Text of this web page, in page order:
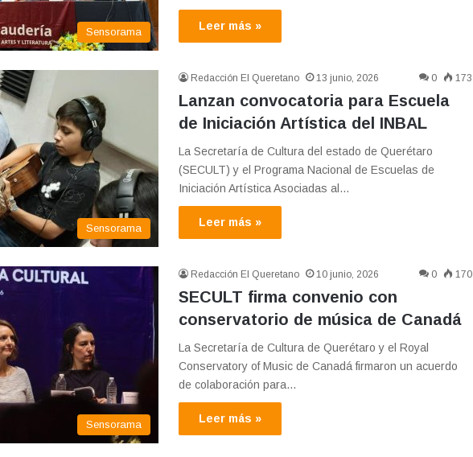
Sensorama Leer más »
Sensorama
Redacción El Queretano 13 junio, 2026 0 173
Lanzan convocatoria para Escuela
de Iniciación Artística del INBAL
La Secretaría de Cultura del estado de Querétaro
(SECULT) y el Programa Nacional de Escuelas de
Iniciación Artística Asociadas al…
Leer más »
Sensorama
Redacción El Queretano 10 junio, 2026 0 170
SECULT firma convenio con
conservatorio de música de Canadá
La Secretaría de Cultura de Querétaro y el Royal
Conservatory of Music de Canadá firmaron un acuerdo
de colaboración para…
Leer más »